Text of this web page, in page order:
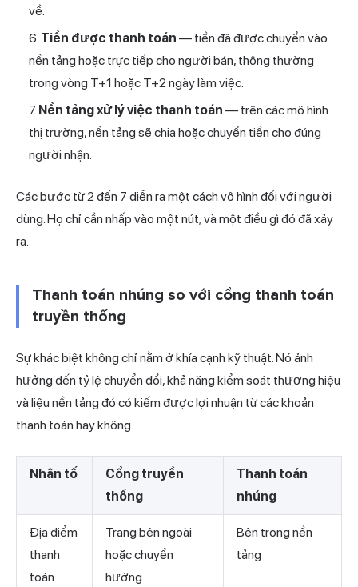
về.
Tiền được thanh toán — tiền đã được chuyển vào
nền tảng hoặc trực tiếp cho người bán, thông thường
trong vòng T+1 hoặc T+2 ngày làm việc.
Nền tảng xử lý việc thanh toán — trên các mô hình
thị trường, nền tảng sẽ chia hoặc chuyển tiền cho đúng
người nhận.
Các bước từ 2 đến 7 diễn ra một cách vô hình đối với người
dùng. Họ chỉ cần nhấp vào một nút; và một điều gì đó đã xảy
ra.
Thanh toán nhúng so với cổng thanh toán
truyền thống
Sự khác biệt không chỉ nằm ở khía cạnh kỹ thuật. Nó ảnh
hưởng đến tỷ lệ chuyển đổi, khả năng kiểm soát thương hiệu
và liệu nền tảng đó có kiếm được lợi nhuận từ các khoản
thanh toán hay không.
Nhân tố
Cổng truyền
thống
Thanh toán
nhúng
Địa điểm
thanh
toán
Trang bên ngoài
hoặc chuyển
hướng
Bên trong nền
tảng